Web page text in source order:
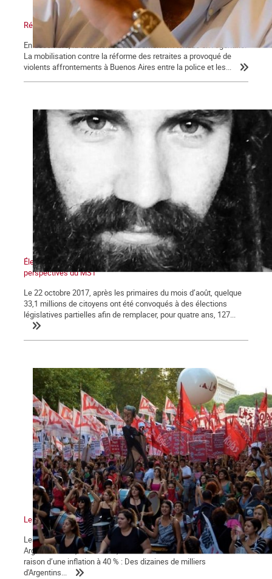
Réforme des retraites en Argentine : le bras de fer
En décembre, la situation était extrêmement tendue en Argentine.
La mobilisation contre la réforme des retraites a provoqué de
violents affrontements à Buenos Aires entre la police et les...
Élections en Argentine : La déroute du péronisme et les
perspectives du MST
Le 22 octobre 2017, après les primaires du mois d’août, quelque
33,1 millions de citoyens ont été convoqués à des élections
législatives partielles afin de remplacer, pour quatre ans, 127...
Le mouvement vers la grève générale
Les statistiques indiquent une amorce de reprise économique en
Argentine mais, dans la rue, la tension sociale s'accentue en
raison d’une inflation à 40 % : Des dizaines de milliers
d'Argentins...